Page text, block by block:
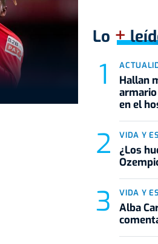
Lo +
Hallan
en el
VIDA Y
¿Los
VIDA Y
Alba